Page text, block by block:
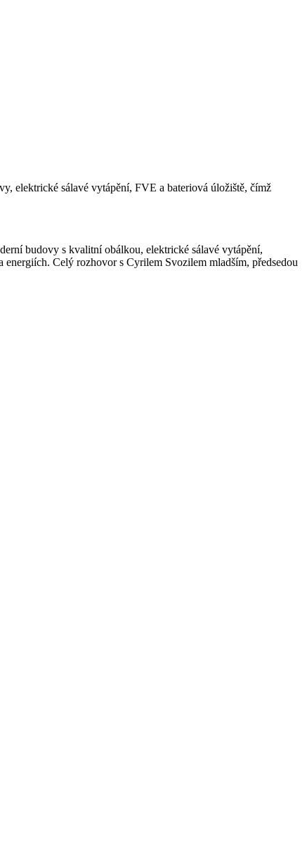
elektrické sálavé vytápění, FVE a bateriová úložiště, čímž
budovy s kvalitní obálkou, elektrické sálavé vytápění,
Celý rozhovor s Cyrilem Svozilem mladším, předsedou